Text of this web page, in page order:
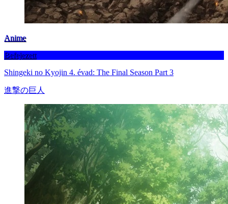
Anime
Befejezett
Shingeki no Kyojin 4. évad: The Final Season Part 3
進撃の巨人